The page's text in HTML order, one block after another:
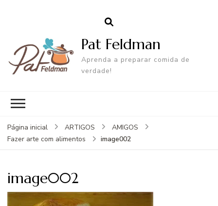
Pat Feldman
Aprenda a preparar comida de
verdade!
Página inicial ARTIGOS
AMIGOS
Fazer arte com alimentos
image002
image002